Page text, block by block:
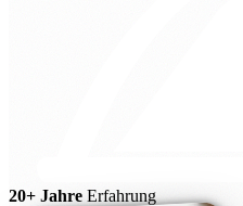
20+ Jahre Erfahrung